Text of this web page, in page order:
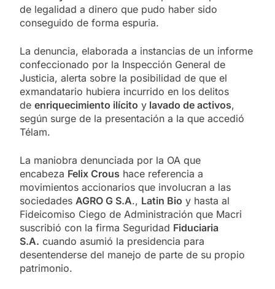
de legalidad a dinero que pudo haber sido
conseguido de forma espuria.
La denuncia, elaborada a instancias de un informe
confeccionado por la Inspección General de
Justicia, alerta sobre la posibilidad de que el
exmandatario hubiera incurrido en los delitos
de enriquecimiento ilícito y lavado de activos,
según surge de la presentación a la que accedió
Télam.
La maniobra denunciada por la OA que
encabeza Felix Crous hace referencia a
movimientos accionarios que involucran a las
sociedades AGRO G S.A., Latin Bio y hasta al
Fideicomiso Ciego de Administración que Macri
suscribió con la firma Seguridad Fiduciaria
S.A. cuando asumió la presidencia para
desentenderse del manejo de parte de su propio
patrimonio.